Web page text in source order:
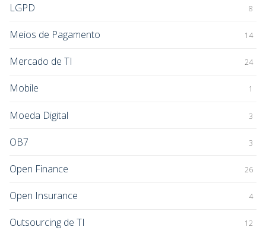
LGPD 8
Meios de Pagamento 14
Mercado de TI 24
Mobile 1
Moeda Digital 3
OB7 3
Open Finance 26
Open Insurance 4
Outsourcing de TI 12